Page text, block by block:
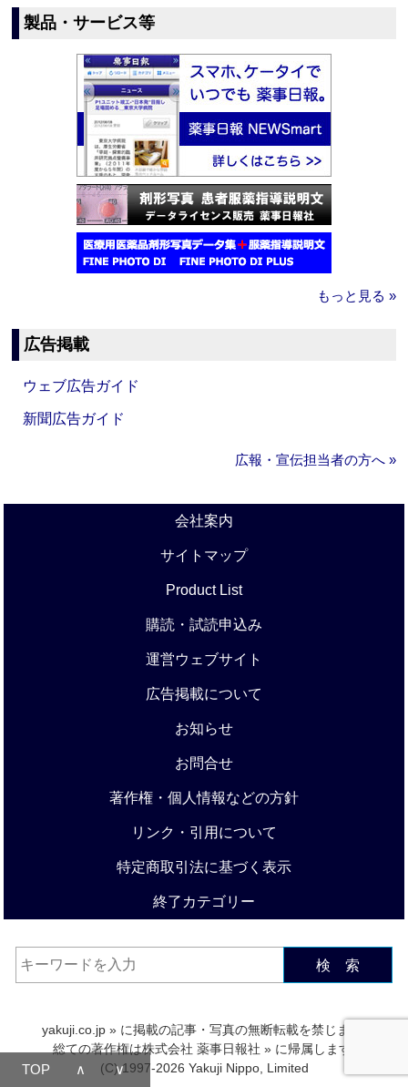
製品・サービス等
もっと見る »
広告掲載
ウェブ広告ガイド
新聞広告ガイド
広報・宣伝担当者の方へ »
会社案内
サイトマップ
Product List
購読・試読申込み
運営ウェブサイト
広告掲載について
お知らせ
お問合せ
著作権・個人情報などの方針
リンク・引用について
特定商取引法に基づく表示
終了カテゴリー
検 索
yakuji.co.jp » に掲載の記事・写真の無断転載を禁じます.
総ての著作権は株式会社 薬事日報社 » に帰属します.
(C) 1997-2026 Yakuji Nippo, Limited
TOP ∧ ∨